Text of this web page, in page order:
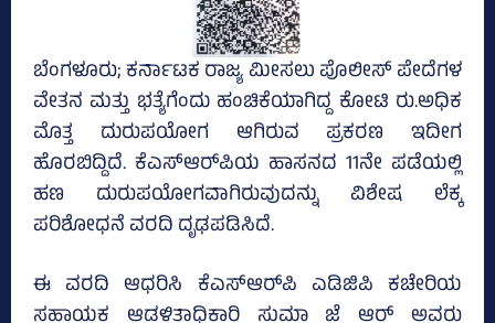
ಬೆಂಗಳೂರು; ಕರ್ನಾಟಕ ರಾಜ್ಯ ಮೀಸಲು ಪೊಲೀಸ್‌ ಪೇದೆಗಳ
ವೇತನ ಮತ್ತು ಭತ್ಯೆಗೆಂದು ಹಂಚಿಕೆಯಾಗಿದ್ದ ಕೋಟಿ ರು.ಅಧಿಕ
ಮೊತ್ತ ದುರುಪಯೋಗ ಆಗಿರುವ ಪ್ರಕರಣ ಇದೀಗ
ಹೊರಬಿದ್ದಿದೆ. ಕೆಎಸ್‌ಆರ್‌ಪಿಯ ಹಾಸನದ 11ನೇ ಪಡೆಯಲ್ಲಿ
ಹಣ ದುರುಪಯೋಗವಾಗಿರುವುದನ್ನು ವಿಶೇಷ ಲೆಕ್ಕ
ಪರಿಶೋಧನೆ ವರದಿ ದೃಢಪಡಿಸಿದೆ.
ಈ ವರದಿ ಆಧರಿಸಿ ಕೆಎಸ್‌ಆರ್‌ಪಿ ಎಡಿಜಿಪಿ ಕಚೇರಿಯ